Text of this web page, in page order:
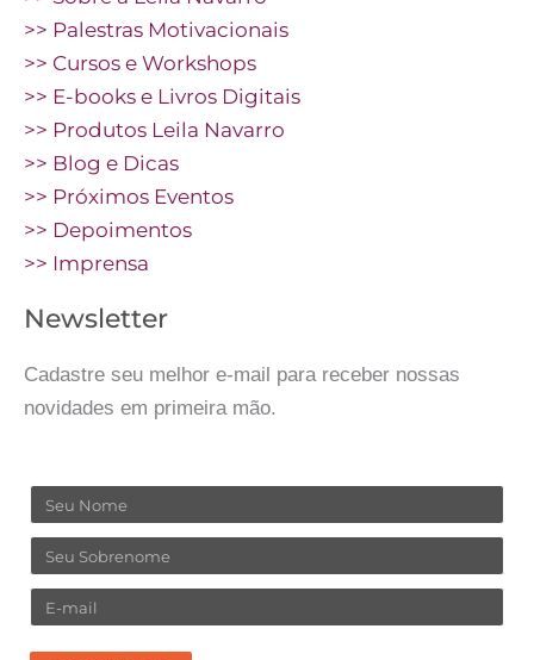
>> Palestras Motivacionais
>> Cursos e Workshops
>> E-books e Livros Digitais
>> Produtos Leila Navarro
>> Blog e Dicas
>> Próximos Eventos
>> Depoimentos
>> Imprensa
Newsletter
Cadastre seu melhor e-mail para receber nossas
novidades em primeira mão.
Nome
Sobrenome
Email